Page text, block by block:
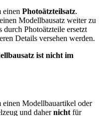
einen Photoätzteilsatz.
Modellbausatz weiter zu
durch Photoätzteile ersetzt
Details versehen werden.
ist nicht im
einen Modellbauartikel oder
und dahernicht für